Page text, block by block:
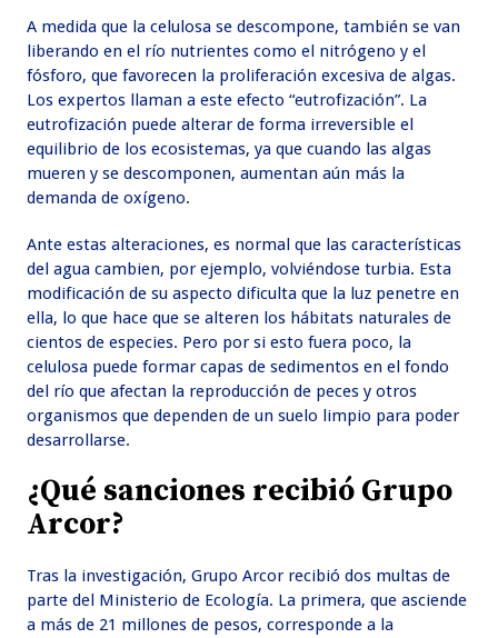
A medida que la celulosa se descompone, también se van
liberando en el río nutrientes como el nitrógeno y el
fósforo, que favorecen la proliferación excesiva de algas.
Los expertos llaman a este efecto “eutrofización”. La
eutrofización puede alterar de forma irreversible el
equilibrio de los ecosistemas, ya que cuando las algas
mueren y se descomponen, aumentan aún más la
demanda de oxígeno.
Ante estas alteraciones, es normal que las características
del agua cambien, por ejemplo, volviéndose turbia. Esta
modificación de su aspecto dificulta que la luz penetre en
ella, lo que hace que se alteren los hábitats naturales de
cientos de especies. Pero por si esto fuera poco, la
celulosa puede formar capas de sedimentos en el fondo
del río que afectan la reproducción de peces y otros
organismos que dependen de un suelo limpio para poder
desarrollarse.
¿Qué sanciones recibió Grupo
Arcor?
Tras la investigación, Grupo Arcor recibió dos multas de
parte del Ministerio de Ecología. La primera, que asciende
a más de 21 millones de pesos, corresponde a la